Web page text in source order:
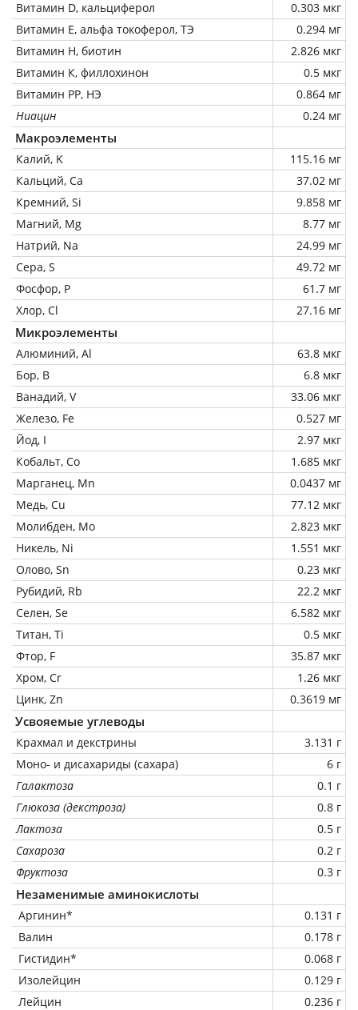
Витамин D, кальциферол
0.303 мкг
Витамин Е, альфа токоферол, ТЭ
0.294 мг
Витамин Н, биотин
2.826 мкг
Витамин К, филлохинон
0.5 мкг
Витамин РР, НЭ
0.864 мг
Ниацин
0.24 мг
Макроэлементы
Калий, K
115.16 мг
Кальций, Ca
37.02 мг
Кремний, Si
9.858 мг
Магний, Mg
8.77 мг
Натрий, Na
24.99 мг
Сера, S
49.72 мг
Фосфор, P
61.7 мг
Хлор, Cl
27.16 мг
Микроэлементы
Алюминий, Al
63.8 мкг
Бор, B
6.8 мкг
Ванадий, V
33.06 мкг
Железо, Fe
0.527 мг
Йод, I
2.97 мкг
Кобальт, Co
1.685 мкг
Марганец, Mn
0.0437 мг
Медь, Cu
77.12 мкг
Молибден, Mo
2.823 мкг
Никель, Ni
1.551 мкг
Олово, Sn
0.23 мкг
Рубидий, Rb
22.2 мкг
Селен, Se
6.582 мкг
Титан, Ti
0.5 мкг
Фтор, F
35.87 мкг
Хром, Cr
1.26 мкг
Цинк, Zn
0.3619 мг
Усвояемые углеводы
Крахмал и декстрины
3.131 г
Моно- и дисахариды (сахара)
6 г
Галактоза
0.1 г
Глюкоза (декстроза)
0.8 г
Лактоза
0.5 г
Сахароза
0.2 г
Фруктоза
0.3 г
Незаменимые аминокислоты
Аргинин*
0.131 г
Валин
0.178 г
Гистидин*
0.068 г
Изолейцин
0.129 г
Лейцин
0.236 г